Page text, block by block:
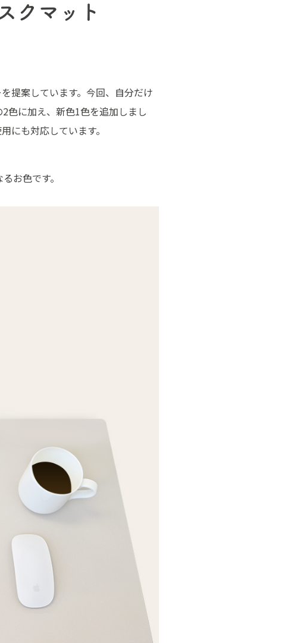
クマット
提案しています。今回、自分だけ
色に加え、新色1色を追加しまし
にも対応しています。
お色です。